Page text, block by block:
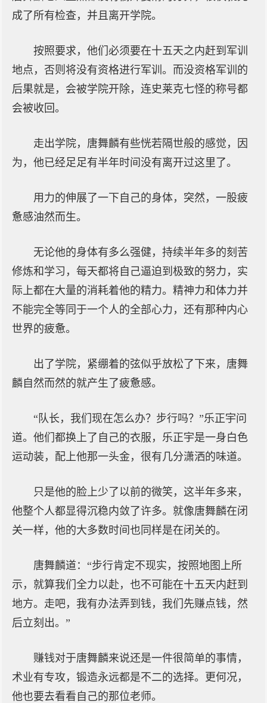
成了所有检查，并且离开学院。
按照要求，他们必须要在十五天之内赶到军训
地点，否则将没有资格进行军训。而没资格军训的
后果就是，会被学院开除，连史莱克七怪的称号都
会被收回。
走出学院，唐舞麟有些恍若隔世般的感觉，因
为，他已经足足有半年时间没有离开过这里了。
用力的伸展了一下自己的身体，突然，一股疲
惫感油然而生。
无论他的身体有多么强健，持续半年多的刻苦
修炼和学习，每天都将自己逼迫到极致的努力，实
际上都在大量的消耗着他的精力。精神力和体力并
不能完全等同于一个人的全部心力，还有那种内心
世界的疲惫。
出了学院，紧绷着的弦似乎放松了下来，唐舞
麟自然而然的就产生了疲惫感。
“队长，我们现在怎么办？步行吗？”乐正宇问
道。他们都换上了自己的衣服，乐正宇是一身白色
运动装，配上他那一头金，很有几分潇洒的味道。
只是他的脸上少了以前的微笑，这半年多来，
他整个人都显得沉稳内敛了许多。就像唐舞麟在闭
关一样，他的大多数时间也同样是在闭关的。
唐舞麟道：“步行肯定不现实，按照地图上所
示，就算我们全力以赴，也不可能在十五天内赶到
地方。走吧，我有办法弄到钱，我们先赚点钱，然
后立刻出。”
赚钱对于唐舞麟来说还是一件很简单的事情，
术业有专攻，锻造永远都是不二的选择。更何况，
他也要去看看自己的那位老师。